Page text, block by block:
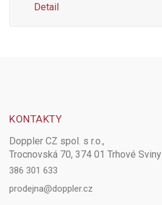
Detail
KONTAKTY
Doppler CZ spol. s r.o.,
Trocnovská 70, 374 01 Trhové Sviny
386 301 633
prodejna@doppler.cz